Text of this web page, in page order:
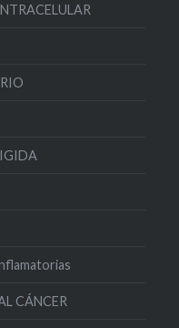
CÁNCER